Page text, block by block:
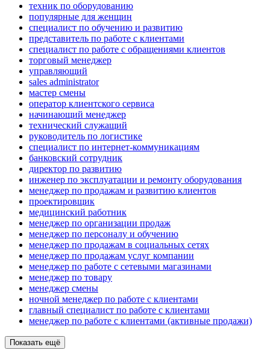
техник по оборудованию
популярные для женщин
специалист по обучению и развитию
представитель по работе с клиентами
специалист по работе с обращениями клиентов
торговый менеджер
управляющий
sales administrator
мастер смены
оператор клиентского сервиса
начинающий менеджер
технический служащий
руководитель по логистике
специалист по интернет-коммуникациям
банковский сотрудник
директор по развитию
инженер по эксплуатации и ремонту оборудования
менеджер по продажам и развитию клиентов
проектировщик
медицинский работник
менеджер по организации продаж
менеджер по персоналу и обучению
менеджер по продажам в социальных сетях
менеджер по продажам услуг компании
менеджер по работе с сетевыми магазинами
менеджер по товару
менеджер смены
ночной менеджер по работе с клиентами
главный специалист по работе с клиентами
менеджер по работе с клиентами (активные продажи)
Показать ещё